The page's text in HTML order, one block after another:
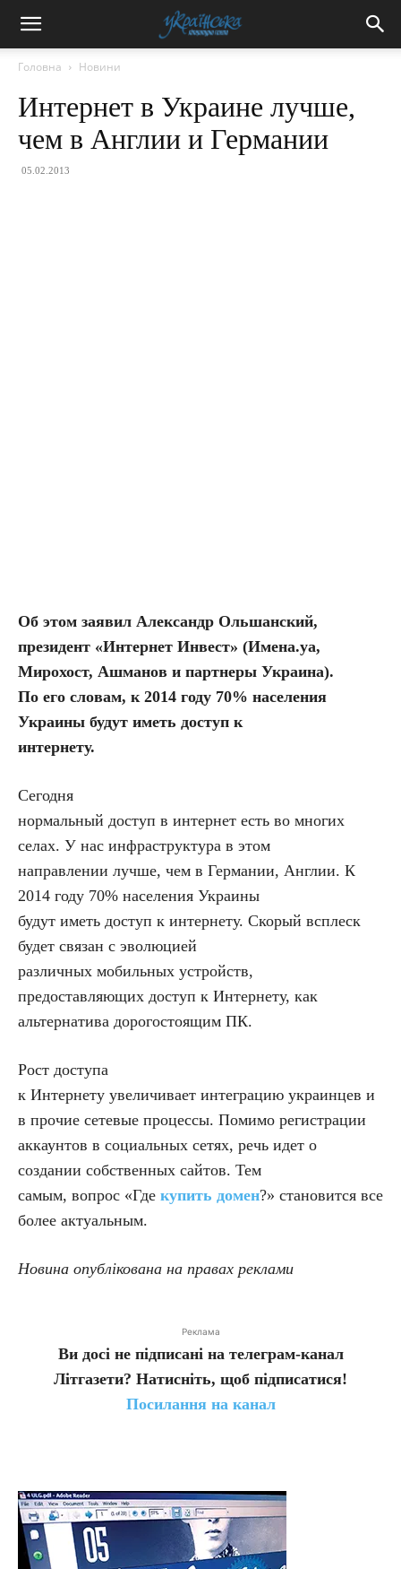
Головна Новини
Интернет в Украине лучше,
чем в Англии и Германии
05.02.2013
Об этом заявил Александр Ольшанский,
президент «Интернет Инвест» (Имена.уа,
Мирохост, Ашманов и партнеры Украина).
По его словам, к 2014 году 70% населения
Украины будут иметь доступ к
интернету.
Сегодня
нормальный доступ в интернет есть во многих
селах. У нас инфраструктура в этом
направлении лучше, чем в Германии, Англии. К
2014 году 70% населения Украины
будут иметь доступ к интернету. Скорый всплеск
будет связан с эволюцией
различных мобильных устройств,
предоставляющих доступ к Интернету, как
альтернатива дорогостоящим ПК.
Рост доступа
к Интернету увеличивает интеграцию украинцев и
в прочие сетевые процессы. Помимо регистрации
аккаунтов в социальных сетях, речь идет о
создании собственных сайтов. Тем
самым, вопрос «Где купить домен?» становится все
более актуальным.
Новина опублікована на правах реклами
Реклама
Ви досі не підписані на телеграм-канал
Літгазети? Натисніть, щоб підписатися!
Посилання на канал